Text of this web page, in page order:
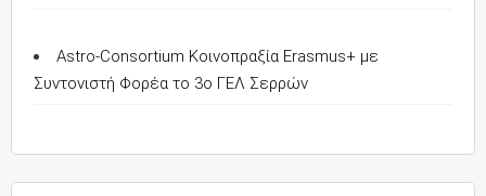
Astro-Consortium Κοινοπραξία Erasmus+ με
Συντονιστή Φορέα το 3ο ΓΕΛ Σερρών